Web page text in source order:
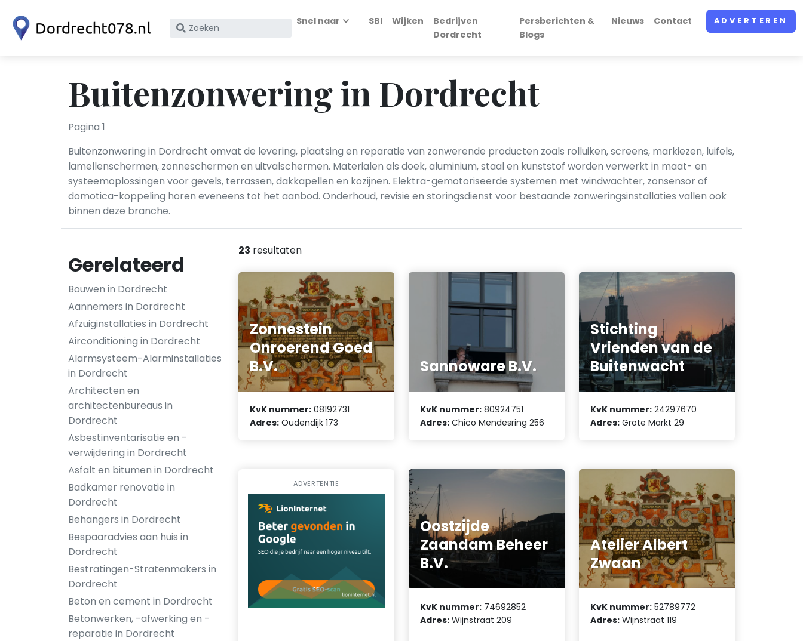
Zoek
KvK
nummer
Snel naar SBI Wijken
Bedrijven
Dordrecht
Persberichten &
Blogs
Nieuws Contact ADVERTEREN
Buitenzonwering in Dordrecht
Pagina 1
Buitenzonwering in Dordrecht omvat de levering, plaatsing en reparatie van zonwerende producten zoals rolluiken, screens, markiezen, luifels,
lamellenschermen, zonneschermen en uitvalschermen. Materialen als doek, aluminium, staal en kunststof worden verwerkt in maat- en
systeemoplossingen voor gevels, terrassen, dakkapellen en kozijnen. Elektra-gemotoriseerde systemen met windwachter, zonsensor of
domotica-koppeling horen eveneens tot het aanbod. Onderhoud, revisie en storingsdienst voor bestaande zonweringsinstallaties vallen ook
binnen deze branche.
Gerelateerd
Bouwen in Dordrecht
Aannemers in Dordrecht
Afzuiginstallaties in Dordrecht
Airconditioning in Dordrecht
Alarmsysteem-Alarminstallaties
in Dordrecht
Architecten en
architectenbureaus in
Dordrecht
Asbestinventarisatie en -
verwijdering in Dordrecht
Asfalt en bitumen in Dordrecht
Badkamer renovatie in
Dordrecht
Behangers in Dordrecht
Bespaaradvies aan huis in
Dordrecht
Bestratingen-Stratenmakers in
Dordrecht
Beton en cement in Dordrecht
Betonwerken, -afwerking en -
reparatie in Dordrecht
23 resultaten
Zonnestein
Onroerend Goed
B.V.
KvK nummer: 08192731
Adres: Oudendijk 173
Sannoware B.V.
KvK nummer: 80924751
Adres: Chico Mendesring 256
Stichting
Vrienden van de
Buitenwacht
KvK nummer: 24297670
Adres: Grote Markt 29
ADVERTENTIE
Oostzijde
Zaandam Beheer
B.V.
KvK nummer: 74692852
Adres: Wijnstraat 209
Atelier Albert
Zwaan
KvK nummer: 52789772
Adres: Wijnstraat 119